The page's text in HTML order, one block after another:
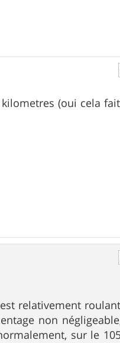
(oui cela
relativement
non
sur le